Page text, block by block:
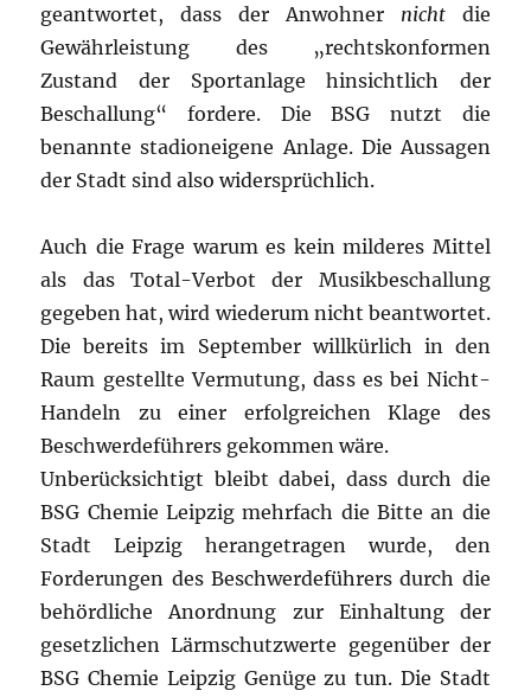
geantwortet, dass der Anwohner nichtdie
Gewährleistung des „rechtskonformen
Zustand der Sportanlage hinsichtlich der
Beschallung“ fordere. Die BSG nutzt die
benannte stadioneigene Anlage. Die Aussagen
der Stadt sind also widersprüchlich.
Auch die Frage warum es kein milderes Mittel
als das Total-Verbot der Musikbeschallung
gegeben hat, wird wiederum nicht beantwortet.
Die bereits im September willkürlich in den
Raum gestellte Vermutung, dass es bei Nicht-
Handeln zu einer erfolgreichen Klage des
Beschwerdeführers gekommen wäre.
Unberücksichtigt bleibt dabei, dass durch die
BSG Chemie Leipzig mehrfach die Bitte an die
Stadt Leipzig herangetragen wurde, den
Forderungen des Beschwerdeführers durch die
behördliche Anordnung zur Einhaltung der
gesetzlichen Lärmschutzwerte gegenüber der
BSG Chemie Leipzig Genüge zu tun. Die Stadt